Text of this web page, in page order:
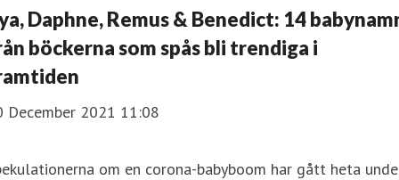
Daphne, Remus & Benedict: 14
böckerna som spås bli trendiga i
December 2021 11:08
om en corona-babyboom har gått heta